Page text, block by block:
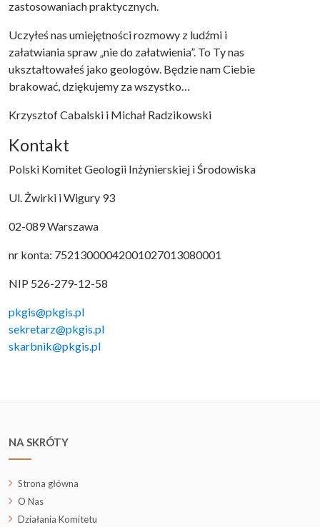
zastosowaniach praktycznych.
Uczyłeś nas umiejętności rozmowy z ludźmi i
załatwiania spraw „nie do załatwienia”. To Ty nas
ukształtowałeś jako geologów. Będzie nam Ciebie
brakować, dziękujemy za wszystko…
Krzysztof Cabalski i Michał Radzikowski
Kontakt
Polski Komitet Geologii Inżynierskiej i Środowiska
Ul. Żwirki i Wigury 93
02-089 Warszawa
nr konta: 75213000042001027013080001
NIP 526-279-12-58
pkgis@pkgis.pl
sekretarz@pkgis.pl
skarbnik@pkgis.pl
NA SKRÓTY
Strona główna
O Nas
Działania Komitetu